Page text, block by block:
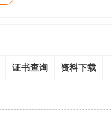
证书查询 资料下载